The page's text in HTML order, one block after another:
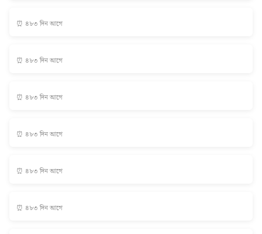
⏰ ৪৮৩ দিন আগে
⏰ ৪৮৩ দিন আগে
⏰ ৪৮৩ দিন আগে
⏰ ৪৮৩ দিন আগে
⏰ ৪৮৩ দিন আগে
⏰ ৪৮৩ দিন আগে